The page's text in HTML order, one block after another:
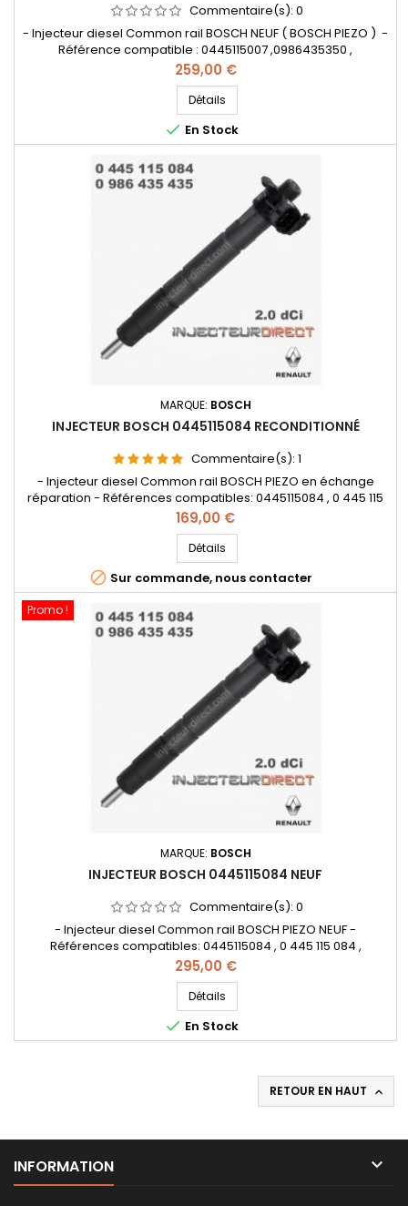
Commentaire(s): 0
- Injecteur diesel Common rail BOSCH NEUF ( BOSCH PIEZO ) -
Référence compatible : 0445115007 ,0986435350 ,
0986435426 , 7701476567 , 7701477158 , 8200340068 ,
8200409398 , 8200505056 , 8200804536 , 8201408759 ,
166003429R , 4431258 , 93161695 , 95517514 - Pour motorisation
Renault 2.0 dCi , Opel 2.0 CDTI Pièce d'origine
Prix
259,00 €
Détails
 En Stock
MARQUE: BOSCH
INJECTEUR BOSCH 0445115084 RECONDITIONNÉ
Commentaire(s): 1
- Injecteur diesel Common rail BOSCH PIEZO en échange
réparation - Références compatibles: 0445115084 , 0 445 115
084 , 0986435435 , 0 986 435 435 , 77 01 479 245 , 82 00 828 913
, 82 00 954 766 , 7701479245 , 8200828913 , 8200954766 - Pour
motorisation Renault 2.0 dCi Pièce d'origine
Prix
169,00 €
Détails
 Sur commande, nous contacter
Promo !
MARQUE: BOSCH
INJECTEUR BOSCH 0445115084 NEUF
Commentaire(s): 0
- Injecteur diesel Common rail BOSCH PIEZO NEUF -
Références compatibles: 0445115084 , 0 445 115 084 ,
0986435435 , 0 986 435 435 , 77 01 479 245 - 82 00 828 913 - 82
00 954 766 , 7701479245 , 8200828913 , 8200954766 - Pour
motorisation Renault 2.0 dCi Pièce d'origine
Prix
295,00 €
Détails
 En Stock
RETOUR EN HAUT 
INFORMATION 